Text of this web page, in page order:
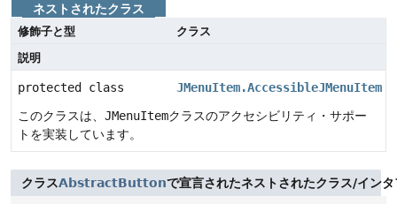
ネストされたクラス
修飾子と型
クラス
説明
protected class
JMenuItem.AccessibleJMenuItem
このクラスは、 JMenuItemクラスのアクセシビリティ・サポー
トを実装しています。
クラスAbstractButtonで宣言されたネストされたクラス/イン